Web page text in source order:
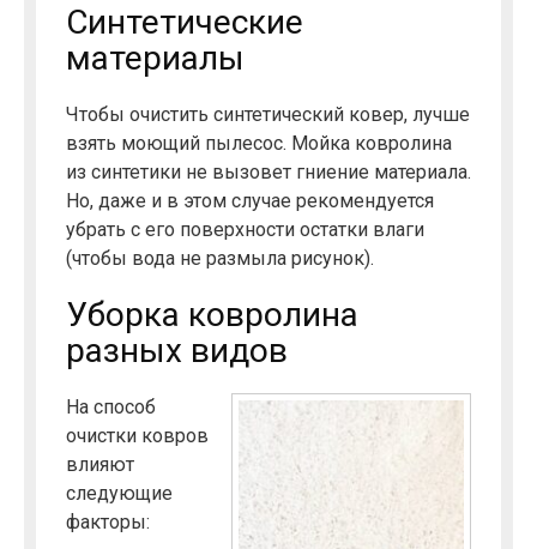
Синтетические
материалы
Чтобы очистить синтетический ковер, лучше
взять моющий пылесос. Мойка ковролина
из синтетики не вызовет гниение материала.
Но, даже и в этом случае рекомендуется
убрать с его поверхности остатки влаги
(чтобы вода не размыла рисунок).
Уборка ковролина
разных видов
На способ
очистки ковров
влияют
следующие
факторы: